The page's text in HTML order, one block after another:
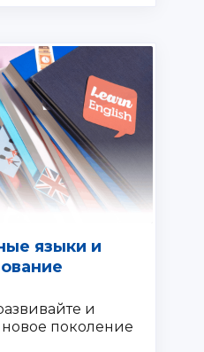
языки и
и
поколение